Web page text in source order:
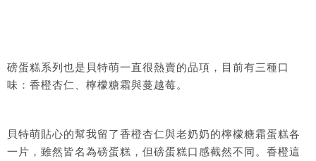
磅蛋糕系列也是貝特萌一直很熱賣的品項，目前有三種口
味：香橙杏仁、檸檬糖霜與蔓越莓。
貝特萌貼心的幫我留了香橙杏仁與老奶奶的檸檬糖霜蛋糕各
一片，雖然皆名為磅蛋糕，但磅蛋糕口感截然不同。香橙這